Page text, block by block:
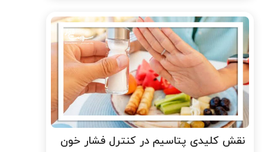
نقش کلیدی پتاسیم در کنترل فشار خون